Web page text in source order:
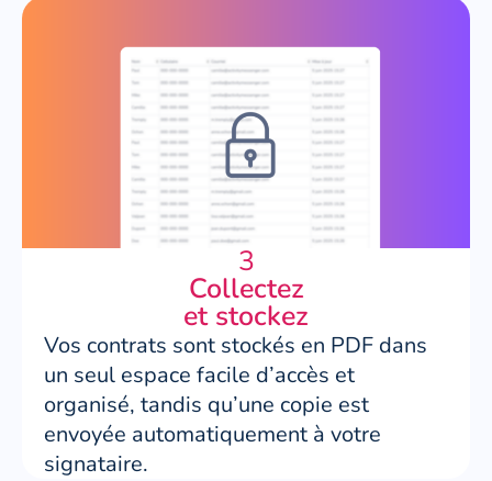
3
Collectez
et stockez
Vos contrats sont stockés en PDF dans
un seul espace facile d’accès et
organisé, tandis qu’une copie est
envoyée automatiquement à votre
signataire.